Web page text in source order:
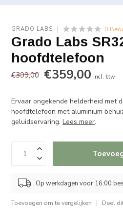
GRADO LABS 0
Grado Labs
hoofdtelefoon
€399,00 €359,00 Incl. btw
Ervaar ongekende helderheid met
hoofdtelefoon met aluminium
geluidservaring.Lees meer.
Op werkdagen voor 16:00
Toevoegen om te vergelijken Deel